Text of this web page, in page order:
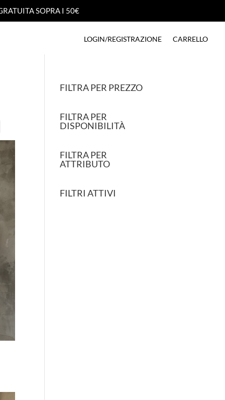
SOPRA I 50€
SOPRA I 50€
LOGIN/REGISTRAZIONE CARRELLO
LOGIN/REGISTRAZIONE CARRELLO
FILTRA PER PREZZO
FILTRA PER
DISPONIBILITÀ
FILTRA PER
ATTRIBUTO
FILTRI ATTIVI